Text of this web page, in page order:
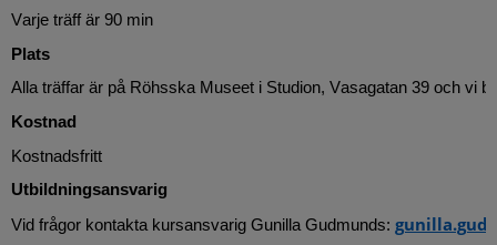
Varje träff är 90 min
Plats
Alla träffar är på Röhsska Museet i Studion, Vasagatan 39 och vi
Kostnad
Kostnadsfritt
Utbildningsansvarig
Vid frågor kontakta kursansvarig Gunilla Gudmunds: